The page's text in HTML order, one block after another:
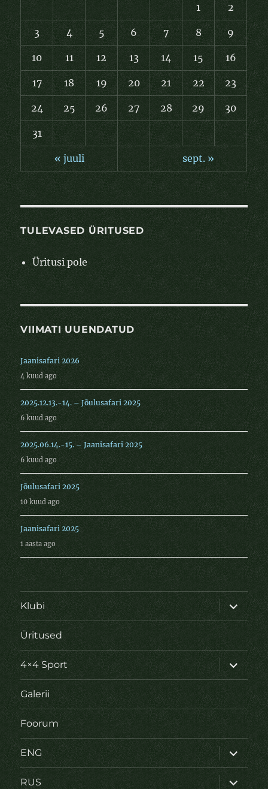
1 2
3 4 5 6 7 8 9
10 11 12 13 14 15 16
17 18 19 20 21 22 23
24 25 26 27 28 29 30
31
« juuli sept. »
TULEVASED ÜRITUSED
Üritusi pole
VIIMATI UUENDATUD
Jaanisafari 2026
4 kuud ago
2025.12.13.-14. – Jõulusafari 2025
6 kuud ago
2025.06.14.-15. – Jaanisafari 2025
6 kuud ago
Jõulusafari 2025
10 kuud ago
Jaanisafari 2025
1 aasta ago
Klubi
laienda
Üritused
4×4 Sport
laienda
Galerii
Foorum
ENG
laienda
RUS
laienda